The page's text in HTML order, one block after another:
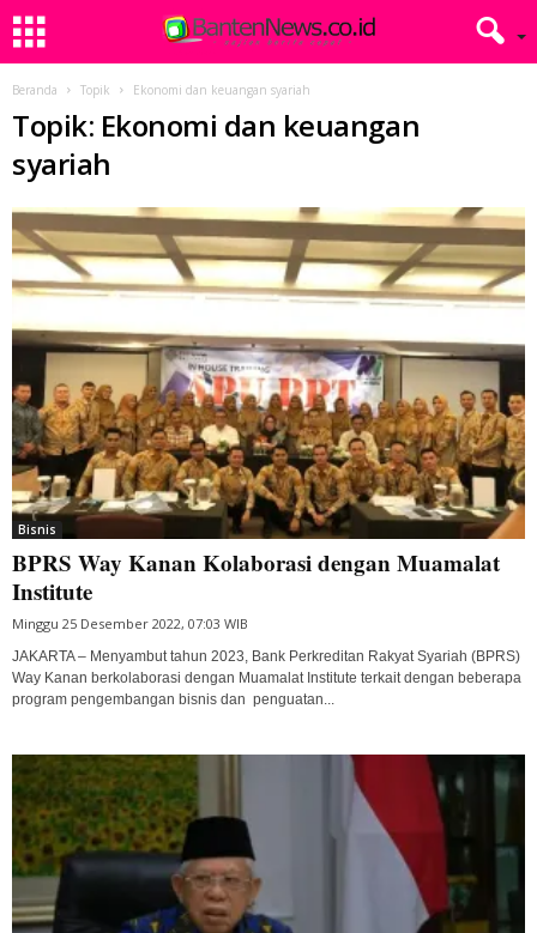
Beranda Topik Ekonomi dan keuangan syariah
Topik: Ekonomi dan keuangan
syariah
Bisnis
BPRS Way Kanan Kolaborasi dengan Muamalat
Institute
Minggu 25 Desember 2022, 07:03 WIB
JAKARTA – Menyambut tahun 2023, Bank Perkreditan Rakyat Syariah (BPRS)
Way Kanan berkolaborasi dengan Muamalat Institute terkait dengan beberapa
program pengembangan bisnis dan penguatan...